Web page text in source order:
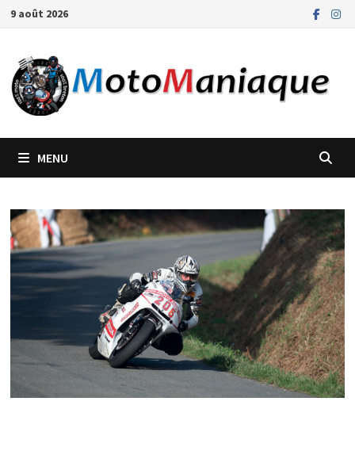
Passer
contenu
9 août 2026
MENU